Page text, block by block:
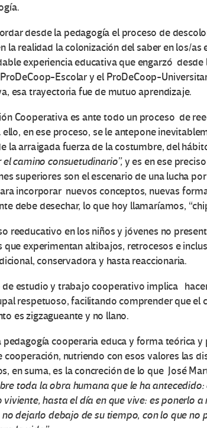
desde la pedagogía el proceso de
la realidad la colonización del saber en los/
experiencia educativa que engarzó
Escolar y el ProDeCoop-
esa trayectoria fue de mutuo aprendizaje.
Cooperativa es ante todo un proceso de
en ese proceso, se le antepone
la arraigada fuerza de la costumbre, del
el camino consuetudinario”,y es en ese
superiores son el escenario de una lucha
incorporar nuevos conceptos, nuevas
debe desechar, lo que hoy llamaríamos,
reeducativo en los niños y jóvenes no
que experimentan altibajos, retrocesos e
conservadora y hasta reaccionaria.
de estudio y trabajo cooperativo implica
respetuoso, facilitando comprender que el
es zigzagueante y no llano.
pedagogía cooperaria educa y forma teórica
cooperación, nutriendo con esos valores las
en suma, es la concreción de lo que José
toda la obra humana que le ha
viviente, hasta el día en que vive: es ponerlo
no dejarlo debajo de su tiempo, con lo que